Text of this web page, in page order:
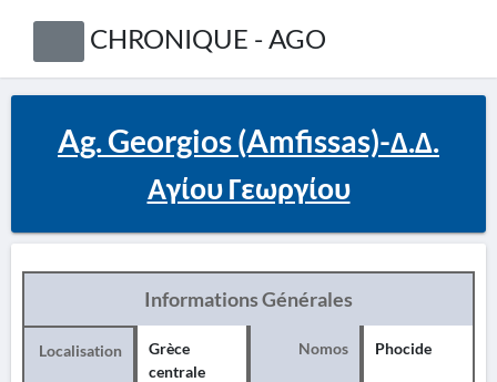
CHRONIQUE - AGO
Ag. Georgios (Amfissas)-Δ.Δ.
Αγίου Γεωργίου
Informations Générales
Localisation
Grèce
centrale
Nomos Phocide